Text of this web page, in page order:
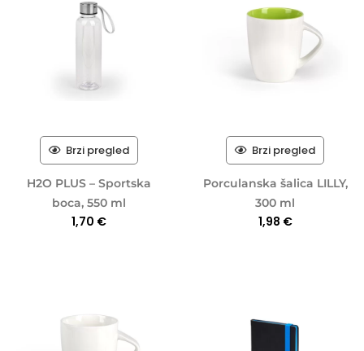
Brzi pregled
H2O PLUS – Sportska
boca, 550 ml
1,70 €
Brzi pregled
Porculanska šalica LILLY,
300 ml
1,98 €